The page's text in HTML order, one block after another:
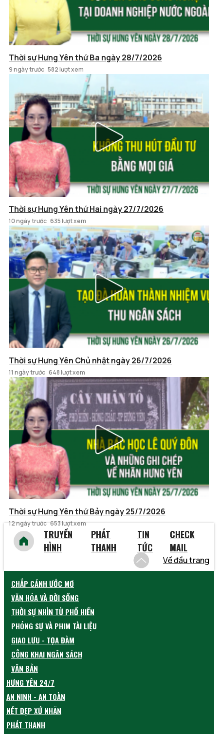
Thời sự Hưng Yên thứ Ba ngày 28/7/2026
9 ngày trước 582 lượt xem
Thời sự Hưng Yên thứ Hai ngày 27/7/2026
10 ngày trước 635 lượt xem
Thời sự Hưng Yên Chủ nhật ngày 26/7/2026
11 ngày trước 648 lượt xem
Thời sự Hưng Yên thứ Bảy ngày 25/7/2026
12 ngày trước 653 lượt xem
TRUYỀN
HÌNH
PHÁT
THANH
TIN
TỨC
CHECK
MAIL
Về đầu trang
CHẮP CÁNH ƯỚC MƠ
VĂN HÓA VÀ ĐỜI SỐNG
THỜI SỰ NHÌN TỪ PHỐ HIẾN
PHÓNG SỰ VÀ PHIM TÀI LIỆU
GIAO LƯU - TỌA ĐÀM
CÔNG KHAI NGÂN SÁCH
VĂN BẢN
HƯNG YÊN 24/7
AN NINH - AN TOÀN
NÉT ĐẸP XỨ NHÃN
PHÁT THANH